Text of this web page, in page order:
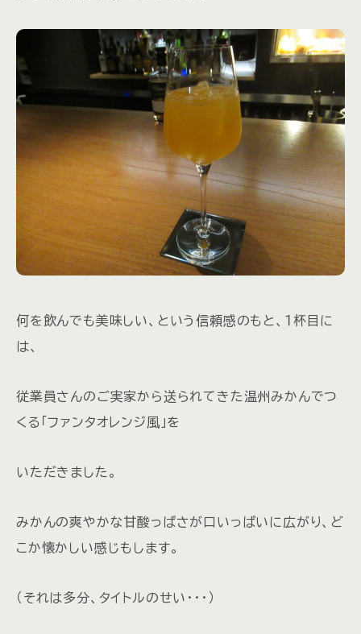
何を飲んでも美味しい、という信頼感のもと、１杯目に
は、
従業員さんのご実家から送られてきた温州みかんでつ
くる「ファンタオレンジ風」を
いただきました。
みかんの爽やかな甘酸っぱさが口いっぱいに広がり、ど
こか懐かしい感じもします。
（それは多分、タイトルのせい・・・）